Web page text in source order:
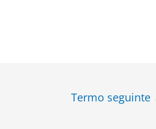
Termo seguinte